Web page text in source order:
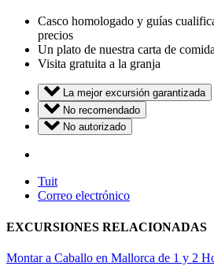
Casco homologado y guías
precios
Un plato de nuestra carta de comida
Visita gratuita a la granja
La mejor excursión garantizada
No recomendado
No autorizado
Tuit
Correo electrónico
EXCURSIONES RELACIONADAS
Montar a Caballo en Mallorca de 1 y 2